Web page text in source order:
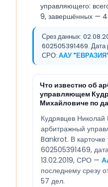
управляющего:
9, завершённых —
Срез данных:
602505391469. Дата
СРО: ААУ
Что известно об
управляющем
Михайловиче по
Кудрявцев
арбитражный
Bankrot. В
602505391469,
13.02.2019, СРО —
последнему срезу
57 дел.